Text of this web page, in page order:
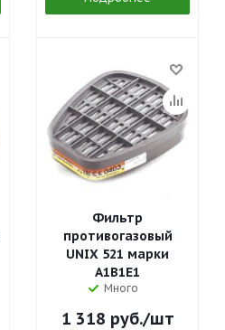
Фильтр
противогазовый
UNIX 521 марки
А1В1Е1
Много
1 318 руб./шт